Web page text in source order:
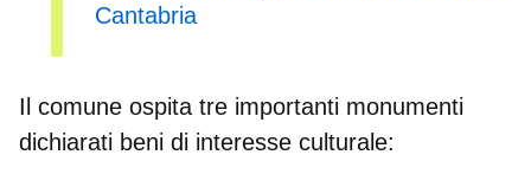
Cantabria
Il comune ospita tre importanti monumenti
dichiarati beni di interesse culturale: